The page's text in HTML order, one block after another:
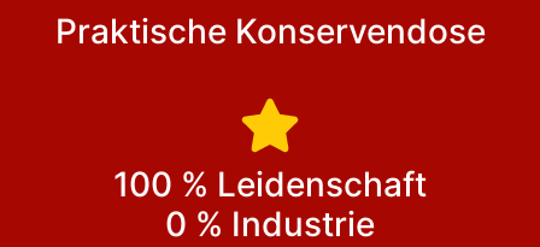
Praktische Konservendose
100 % Leidenschaft
0 % Industrie